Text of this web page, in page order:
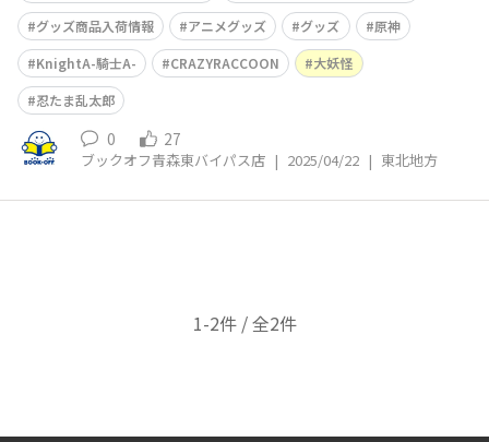
グッズ商品入荷情報
アニメグッズ グッズ
原神
KnightA-騎士A-
CRAZYRACCOON
大妖怪
忍たま乱太郎
0 27
ブックオフ青森東バイパス店 | 2025/04/22 | 東北地方
1-2件 / 全2件